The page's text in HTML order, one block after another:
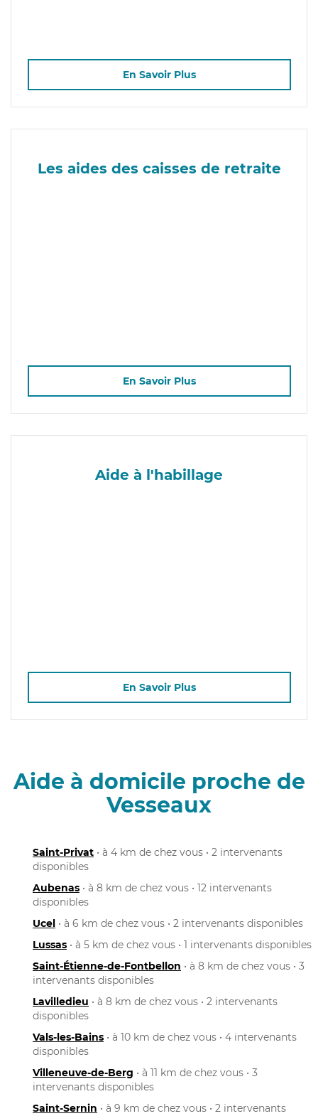
En Savoir Plus
Les aides des caisses de retraite
En Savoir Plus
Aide à l'habillage
En Savoir Plus
Aide à domicile proche de
Vesseaux
Saint-Privat • à 4 km de chez vous • 2 intervenants
disponibles
Aubenas • à 8 km de chez vous • 12 intervenants
disponibles
Ucel • à 6 km de chez vous • 2 intervenants disponibles
Lussas • à 5 km de chez vous • 1 intervenants disponibles
Saint-Étienne-de-Fontbellon • à 8 km de chez vous • 3
intervenants disponibles
Lavilledieu • à 8 km de chez vous • 2 intervenants
disponibles
Vals-les-Bains • à 10 km de chez vous • 4 intervenants
disponibles
Villeneuve-de-Berg • à 11 km de chez vous • 3
intervenants disponibles
Saint-Sernin • à 9 km de chez vous • 2 intervenants